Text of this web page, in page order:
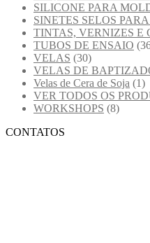
SILICONE PARA
SINETES SELOS
TINTAS, VERNIZES E
TUBOS DE ENSAIO
VELAS (30)
VELAS DE
Velas de Cera de Soja (1)
VER TODOS OS
WORKSHOPS (8)
CONTATOS